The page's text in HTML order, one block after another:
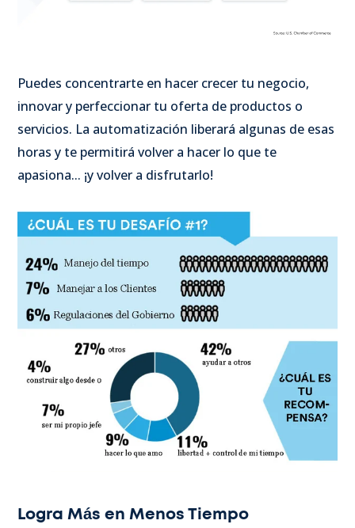
Puedes concentrarte en hacer crecer tu negocio,
innovar y perfeccionar tu oferta de productos o
servicios. La automatización liberará algunas de esas
horas y te permitirá volver a hacer lo que te
apasiona... ¡y volver a disfrutarlo!
Logra Más en Menos Tiempo